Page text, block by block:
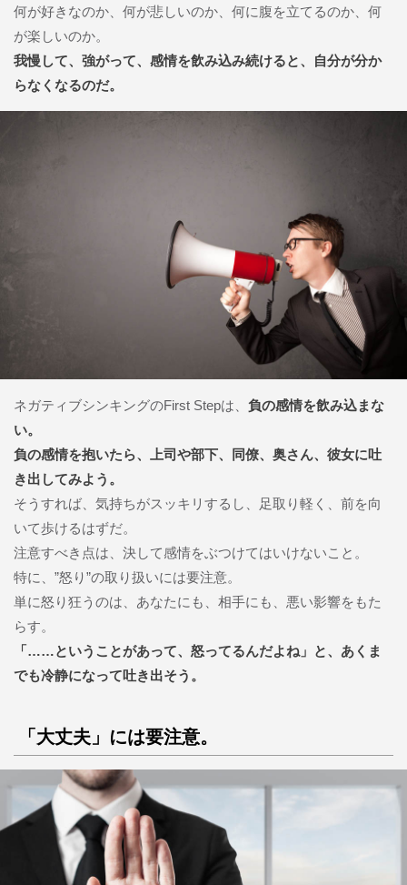
何が好きなのか、何が悲しいのか、何に腹を立てるのか、何
が楽しいのか。
我慢して、強がって、感情を飲み込み続けると、自分が分か
らなくなるのだ。
ネガティブシンキングのFirst Stepは、 負の感情を飲み込まな
い。
負の感情を抱いたら、上司や部下、同僚、奥さん、彼女に吐
き出してみよう。
そうすれば、気持ちがスッキリするし、足取り軽く、前を向
いて歩けるはずだ。
注意すべき点は、決して感情をぶつけてはいけないこと。
特に、”怒り”の取り扱いには要注意。
単に怒り狂うのは、あなたにも、相手にも、悪い影響をもた
らす。
「……ということがあって、怒ってるんだよね」と、あくま
でも冷静になって吐き出そう。
「大丈夫」には要注意。